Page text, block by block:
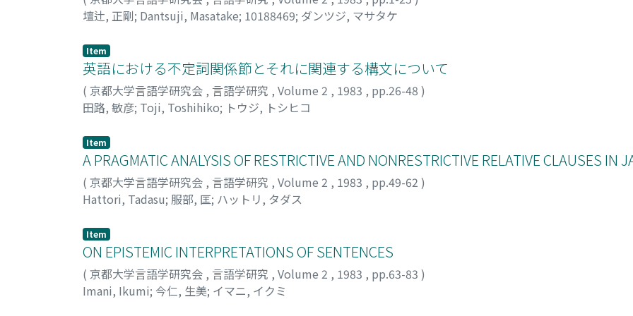
壇辻, 正剛; Dantsuji, Masatake; 10188469; ダンツジ, マサタケ
Item
英語における不定詞関係節とそれに関連する構文について
( 京都大学言語学研究会 , 言語学研究 , Volume 2 , 1983 , pp.26-48 )
田路, 敏彦; Toji, Toshihiko; トウジ, トシヒコ
Item
A PRAGMATIC ANALYSIS OF RESTRICTIVE AND NONRESTRICTIVE RELATIVE CLAUSES IN
( 京都大学言語学研究会 , 言語学研究 , Volume 2 , 1983 , pp.49-62 )
Hattori, Tadasu; 服部, 匡; ハットリ, タダス
Item
ON EPISTEMIC INTERPRETATIONS OF SENTENCES
( 京都大学言語学研究会 , 言語学研究 , Volume 2 , 1983 , pp.63-83 )
Imani, Ikumi; 今仁, 生美; イマニ, イクミ